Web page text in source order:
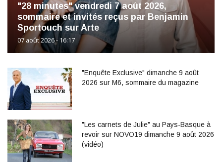
"28 minutes" vendredi 7 août 2026,
sommaire et invités reçus par Benjamin
Sportouch sur Arte
07 août 2026 - 16:17
"Enquête Exclusive" dimanche 9 août
2026 sur M6, sommaire du magazine
"Les carnets de Julie" au Pays-Basque à
revoir sur NOVO19 dimanche 9 août 2026
(vidéo)